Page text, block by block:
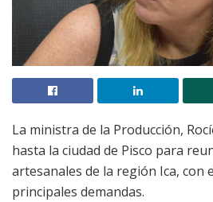
La ministra de la Producción,
hasta la ciudad de Pisco para
artesanales de la región Ica, con
principales demandas.